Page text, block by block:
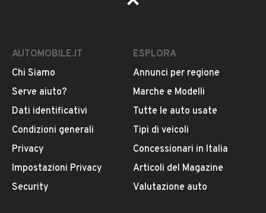
Pubblicità
DESCRIZIONE
Citroen Grand C4 Picasso 2.0hdi 150cv 7 posti anno
Unico proprietario.
AUTOMOBILE.IT
Chi Siamo
Serve aiuto?
Dati identificativi
Condizioni generali
Privacy
Impostazioni Privacy
Security
ESPLORA
Annunci per regione
Marche e Modelli
Tutte le auto usate
Tipi di veicoli
Concessionari in Italia
Articoli del Magazine
Valutazione auto